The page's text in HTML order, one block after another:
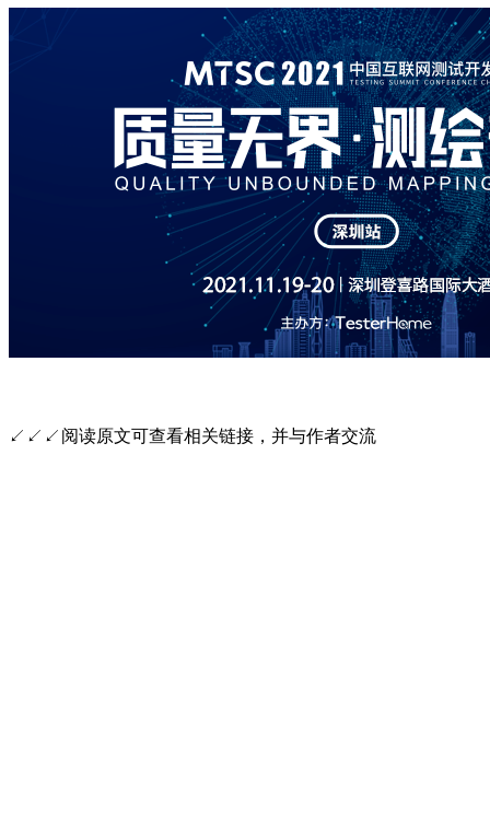
↙↙↙阅读原文可查看相关链接，并与作者交流